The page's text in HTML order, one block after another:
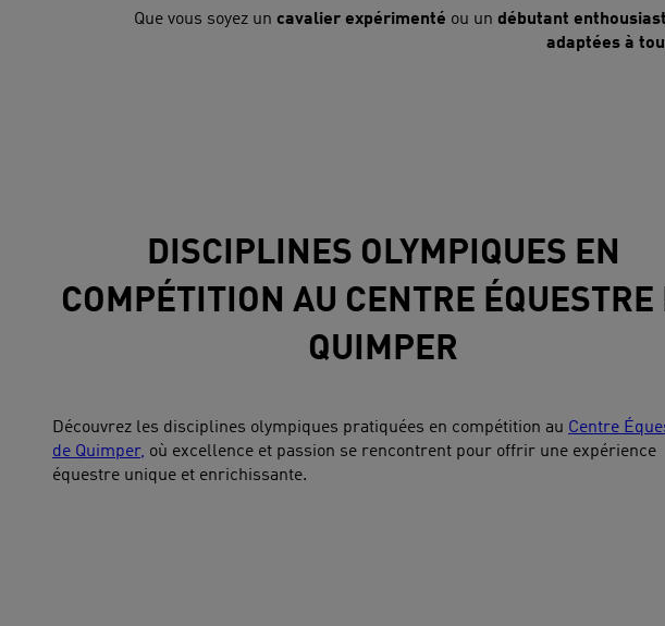
Que vous soyez un cavalier expérimenté ou un débutant
adaptées à
DISCIPLINES OLYMPIQUES EN
COMPÉTITION AU CENTRE ÉQUESTRE
QUIMPER
Découvrez les disciplines olympiques pratiquées en compétition au Centre
de Quimper, où excellence et passion se rencontrent pour offrir une expérience
équestre unique et enrichissante.